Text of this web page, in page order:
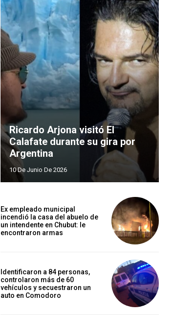
Ricardo Arjona visitó El
Calafate durante su gira por
Argentina
10 De Junio De 2026
Ex empleado municipal
incendió la casa del abuelo de
un intendente en Chubut: le
encontraron armas
Identificaron a 84 personas,
controlaron más de 60
vehículos y secuestraron un
auto en Comodoro